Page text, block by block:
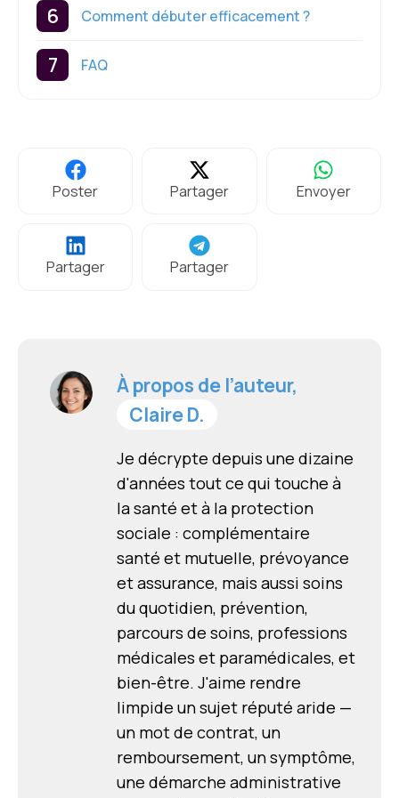
Comment débuter efficacement ?
FAQ
Poster Partager Envoyer
Partager Partager
À propos de l’auteur,
Claire D.
Je décrypte depuis une dizaine
d'années tout ce qui touche à
la santé et à la protection
sociale : complémentaire
santé et mutuelle, prévoyance
et assurance, mais aussi soins
du quotidien, prévention,
parcours de soins, professions
médicales et paramédicales, et
bien-être. J'aime rendre
limpide un sujet réputé aride —
un mot de contrat, un
remboursement, un symptôme,
une démarche administrative